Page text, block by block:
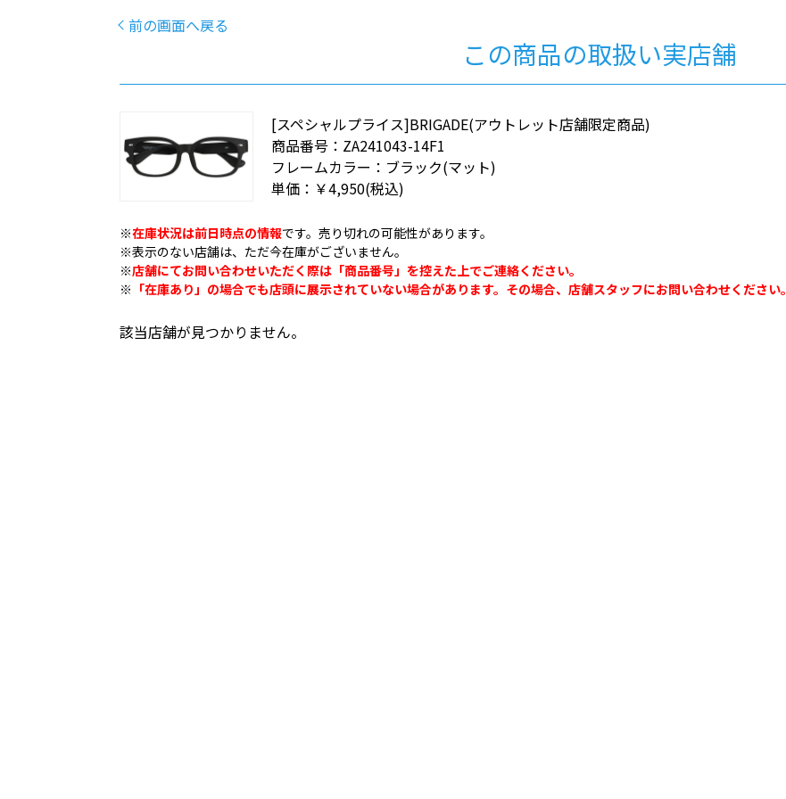
前の画面へ戻る
この商品の取扱い実店舗
[スペシャルプライス]BRIGADE(アウトレット店舗限定商品)
商品番号： ZA241043-14F1
フレームカラー： ブラック(マット)
単価： ￥4,950(税込)
※在庫状況は前日時点の情報です。売り切れの可能性があります。
※表示のない店舗は、ただ今在庫がございません。
※店舗にてお問い合わせいただく際は「商品番号」を控えた上でご連絡ください。
※ 「在庫あり」の場合でも店頭に展示されていない場合があります。その場合、店舗スタッフにお問い合わせください。
該当店舗が見つかりません。